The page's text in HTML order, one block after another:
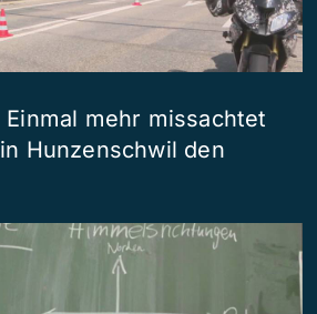
mehr missachtet
Hunzenschwil den